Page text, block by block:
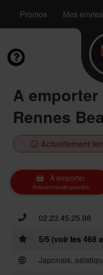
Promos Mes envies
A
Rennes
Actuellement
À emporter
Précommande possible
02.23.45.25.98
5/5 (voir les 468
Japonais,